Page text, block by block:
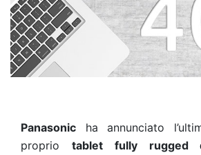
Panasonic ha annunciato
proprio tabletfully rugged